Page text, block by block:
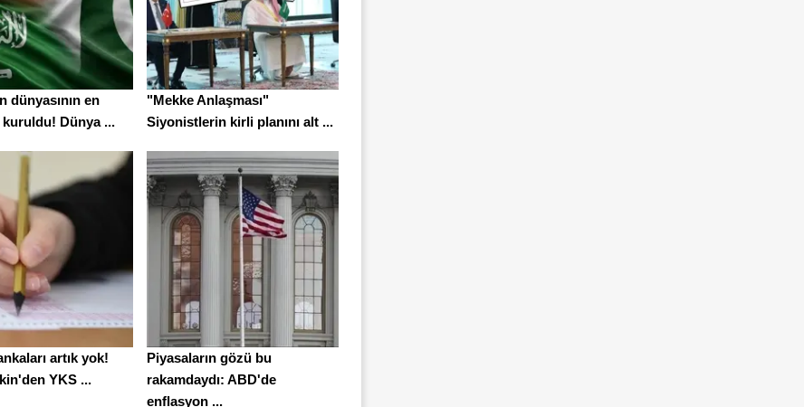
dünyasının en
kuruldu! Dünya ...
"Mekke Anlaşması"
Siyonistlerin kirli planını alt ...
artık yok!
YKS ...
Piyasaların gözü bu
rakamdaydı: ABD'de
enflasyon ...